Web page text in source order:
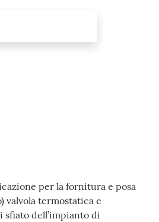
per la fornitura e posa
valvola termostatica e
sfiato dell’impianto di